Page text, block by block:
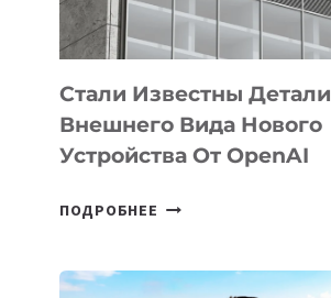
ИНТЕЛЛЕКТА
Стали Известны Детали
Внешнего Вида Нового
Устройства От OpenAI
ПОДРОБНЕЕ СТАЛИ
ВНЕШНЕГО